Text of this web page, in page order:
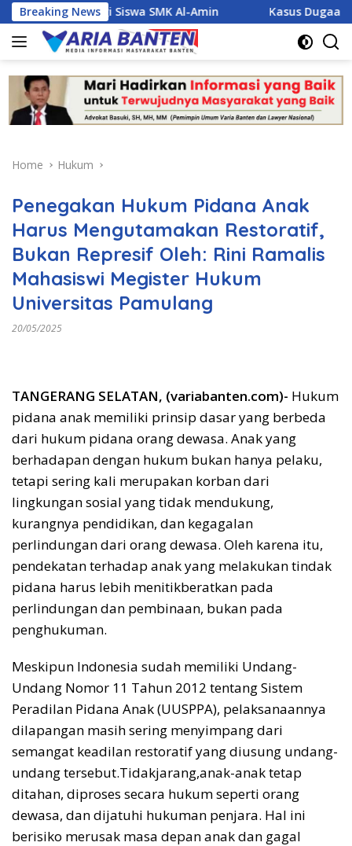
Skip
to
content
Breaking News
bagi Siswa SMK Al-Amin Kasus Dugaan Narkoba
Home Hukum
Penegakan Hukum Pidana Anak
Harus Mengutamakan Restoratif,
Bukan Represif Oleh: Rini Ramalis
Mahasiswi Megister Hukum
Universitas Pamulang
20/05/2025
TANGERANG SELATAN, (variabanten.com)- Hukum
pidana anak memiliki prinsip dasar yang berbeda
dari hukum pidana orang dewasa. Anak yang
berhadapan dengan hukum bukan hanya pelaku,
tetapi sering kali merupakan korban dari
lingkungan sosial yang tidak mendukung,
kurangnya pendidikan, dan kegagalan
perlindungan dari orang dewasa. Oleh karena itu,
pendekatan terhadap anak yang melakukan tindak
pidana harus lebih menitikberatkan pada
perlindungan dan pembinaan, bukan pada
penghukuman.
Meskipun Indonesia sudah memiliki Undang-
Undang Nomor 11 Tahun 2012 tentang Sistem
Peradilan Pidana Anak (UUSPPA), pelaksanaannya
dilapangan masih sering menyimpang dari
semangat keadilan restoratif yang diusung undang-
undang tersebut.Tidakjarang,anak-anak tetap
ditahan, diproses secara hukum seperti orang
dewasa, dan dijatuhi hukuman penjara. Hal ini
berisiko merusak masa depan anak dan gagal